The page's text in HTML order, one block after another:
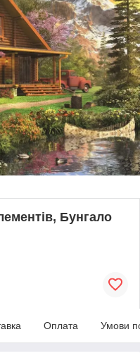
Бунгало
Оплата Умови